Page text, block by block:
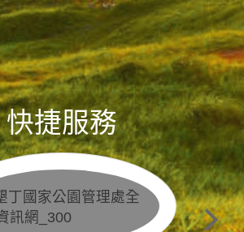
快捷服務